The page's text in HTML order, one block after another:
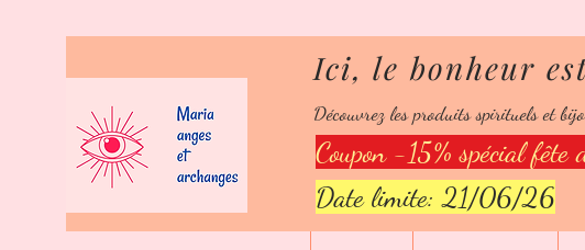
Découvrez les produits spirituels et
Ici, le bonheur
Coupon -15% spécial fête
Date limite: 21/06/26
Ici, le
Points de